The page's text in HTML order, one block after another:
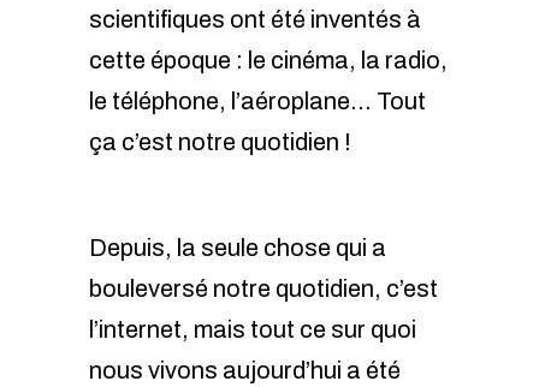
scientifiques ont été inventés à
cette époque : le cinéma, la radio,
le téléphone, l’aéroplane… Tout
ça c’est notre quotidien !
Depuis, la seule chose qui a
bouleversé notre quotidien, c’est
l’internet, mais tout ce sur quoi
nous vivons aujourd’hui a été